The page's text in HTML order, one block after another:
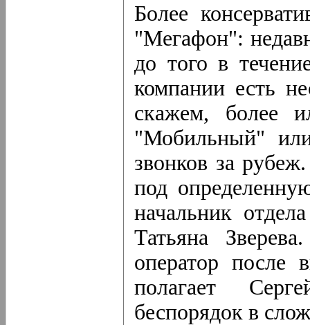
Более
"Мегафон":
до того в
компании есть
скажем, более
"Мобильный"
звонков за
под
начальник
Татьяна
оператор после
полагает
беспорядок в